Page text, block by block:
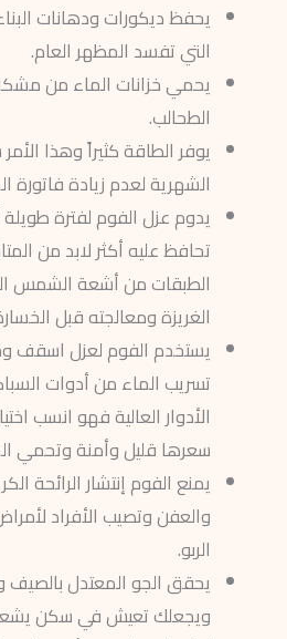
يحفظ ديكورات ودهانات
التي تفسد المظهر العام.
يحمي خزانات الماء من
الطحالب.
يوفر الطاقة كثيراً وهذا
الشهرية لعدم زيادة فاتورة
تحافظ عليه أكثر لابد من
الطبقات من أشعة الشمس
الغريزة ومعالجته قبل
يستخدم الفوم لعزل اسقف
تسريب الماء من أدوات
الأدوار العالية فهو انسب
سعرها قليل وأمنة وتحمي
يمنع الفوم إنتشار الرائحة
والعفن وتصيب الأفراد
الربو.
يحقق الجو المعتدل بالصيف
ويجعلك تعيش في سكن يشعرك